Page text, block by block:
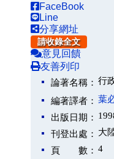
FaceBook
Line
分享網址
請收錄全文
意見回饋
友善列印
論著名稱： 行
編著譯者： 葉
出版日期：
刊登出處： 大
頁 數： 4